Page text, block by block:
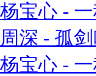
杨宝心 -
周深 - 孤
杨宝心 -